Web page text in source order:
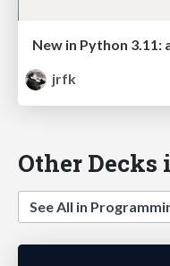
jrfk
Other
See All in